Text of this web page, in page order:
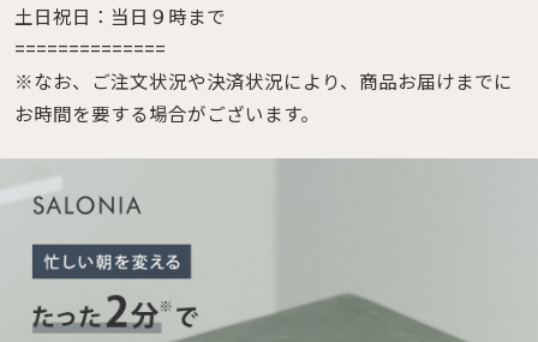
土日祝日：当日９時まで
==============
※なお、ご注文状況や決済状況により、商品お届けまでに
お時間を要する場合がございます。